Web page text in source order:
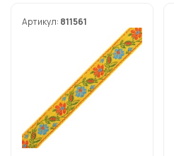
Артикул: 811561